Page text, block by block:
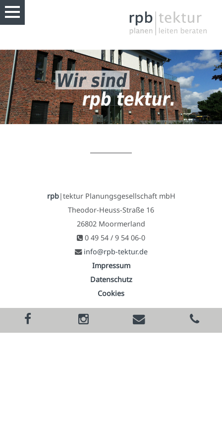
rpb|tektur Planungsgesellschaft mbH
Theodor-Heuss-Straße 16
26802 Moormerland
0 49 54 / 9 54 06-0
info@rpb-tektur.de
Impressum
Datenschutz
Cookies